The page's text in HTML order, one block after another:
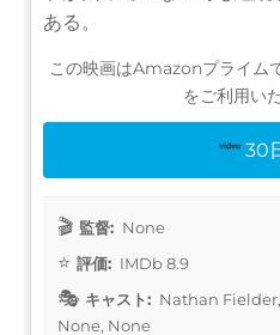
ある。
この映画はAmazonプライム
をご利用い
30
監督: None
評価: IMDb 8.9
キャスト: Nathan
None, None